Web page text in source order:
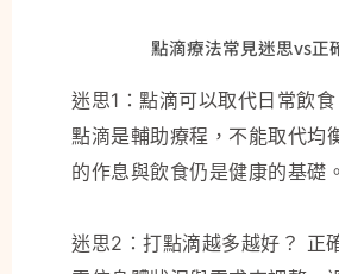
點滴療法常見迷思vs正
迷思1：點滴可以取代日常飲食
點滴是輔助療程，不能取代均
的作息與飲食仍是健康的基礎。
迷思2：打點滴越多越好？ 正